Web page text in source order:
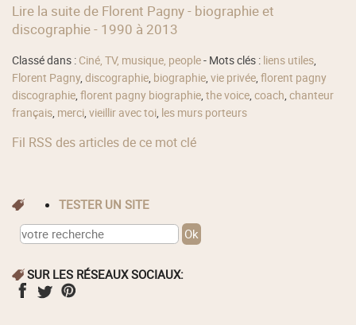
Lire la suite de Florent Pagny - biographie et
discographie - 1990 à 2013
Classé dans : Ciné, TV, musique, people- Mots clés : liens utiles,
Florent Pagny,discographie, biographie,vie privée,florent pagny
discographie,florent pagny biographie,the voice,coach,chanteur
français, merci,vieillir avec toi, les murs porteurs
Fil RSS des articles de ce mot clé
TESTER UN SITE
SUR LES RÉSEAUX SOCIAUX: